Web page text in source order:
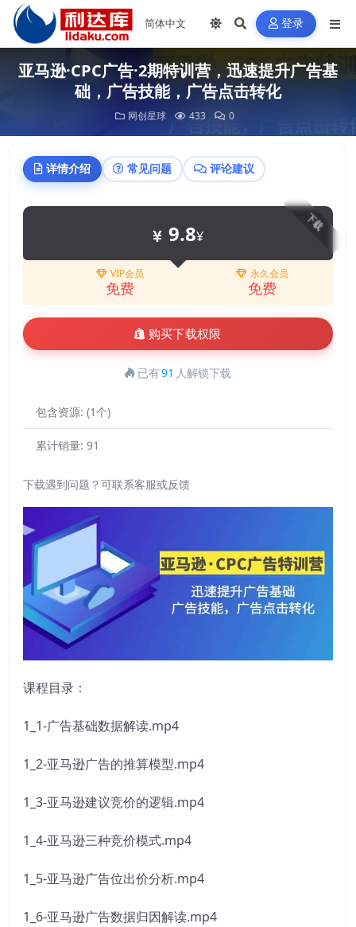
登录
亚马逊·CPC广告·2期特训营，迅速提升广告基
础，广告技能，广告点击转化
网创星球 433 0
详情介绍 常见问题 评论建议
下载
9.8¥
VIP会员
免费
永久会员
免费
购买下载权限
已有91 人解锁下载
包含资源: (1个)
累计销量: 91
下载遇到问题？可联系客服或反馈
课程目录：
1_1-广告基础数据解读.mp4
1_2-亚马逊广告的推算模型.mp4
1_3-亚马逊建议竞价的逻辑.mp4
1_4-亚马逊三种竞价模式.mp4
1_5-亚马逊广告位出价分析.mp4
1_6-亚马逊广告数据归因解读.mp4